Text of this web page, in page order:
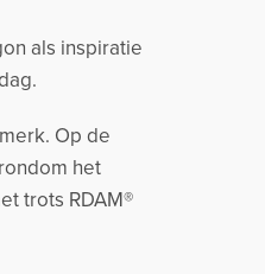
als inspiratie
Op de
het
trots RDAM®